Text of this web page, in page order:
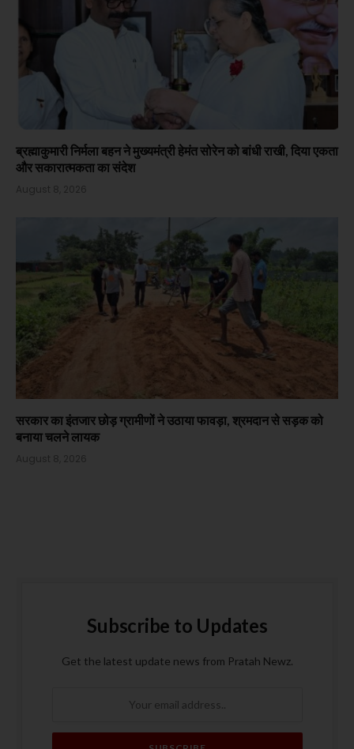
ब्रह्माकुमारी निर्मला बहन ने मुख्यमंत्री हेमंत सोरेन को बांधी राखी, दिया एकता
और सकारात्मकता का संदेश
August 8, 2026
सरकार का इंतजार छोड़ ग्रामीणों ने उठाया फावड़ा, श्रमदान से सड़क को
बनाया चलने लायक
August 8, 2026
Subscribe to Updates
Get the latest update news from Pratah Newz.